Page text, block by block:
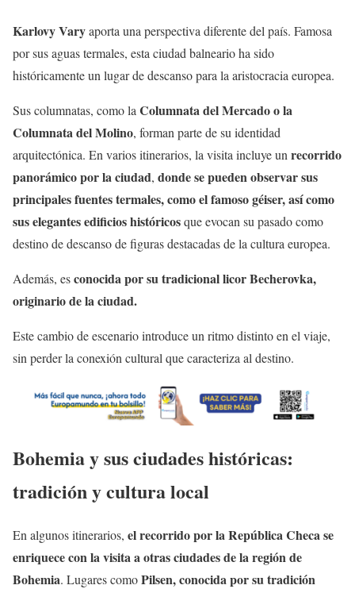
Karlovy Varyaporta una perspectiva diferente del país. Famosa
por sus aguas termales, esta ciudad balneario ha sido
históricamente un lugar de descanso para la aristocracia europea.
Sus columnatas, como la Columnata del Mercado o la
Columnata del Molino, forman parte de su identidad
arquitectónica. En varios itinerarios, la visita incluye un recorrido
panorámico por la ciudad, donde se pueden observar sus
principales fuentes termales, como el famoso géiser, así como
sus elegantes edificios históricosque evocan su pasado como
destino de descanso de figuras destacadas de la cultura europea.
Además, esconocida por su tradicional licor Becherovka,
originario de la ciudad.
Este cambio de escenario introduce un ritmo distinto en el viaje,
sin perder la conexión cultural que caracteriza al destino.
Bohemia y sus ciudades históricas:
tradición y cultura local
En algunos itinerarios, el recorrido por la República Checa se
enriquece con la visita a otras ciudades de la región de
Bohemia. Lugares comoPilsen, conocida por su tradición